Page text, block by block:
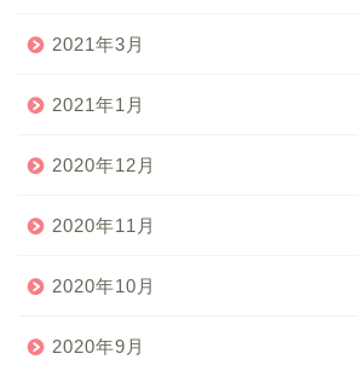
2021年3月
2021年1月
2020年12月
2020年11月
2020年10月
2020年9月